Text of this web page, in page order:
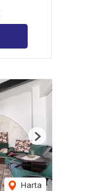
Harta
Next